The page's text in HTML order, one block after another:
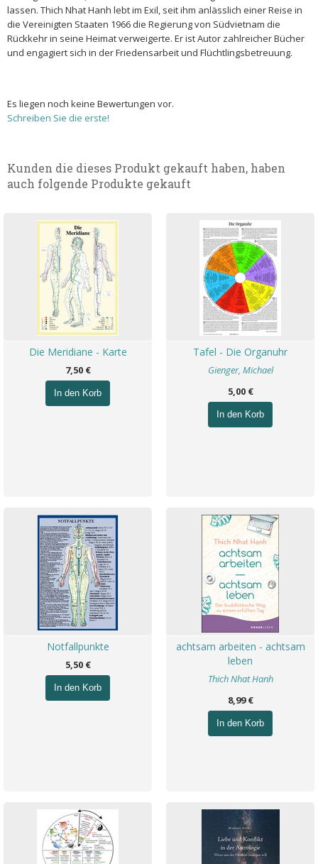
lassen. Thich Nhat Hanh lebt im Exil, seit ihm anlässlich einer Reise in
die Vereinigten Staaten 1966 die Regierung von Südvietnam die
Rückkehr in seine Heimat verweigerte. Er ist Autor zahlreicher Bücher
und engagiert sich in der Friedensarbeit und Flüchtlingsbetreuung.
Es liegen noch keine Bewertungen vor.
Schreiben Sie die erste!
Kunden die dieses Produkt gekauft haben, haben
auch folgende Produkte gekauft
Die Meridiane - Karte
7,50 €
In den Korb
Tafel - Die Organuhr
Gienger, Michael
5,00 €
In den Korb
Notfallpunkte
5,50 €
In den Korb
achtsam arbeiten - achtsam
leben
Thich Nhat Hanh
8,99 €
In den Korb